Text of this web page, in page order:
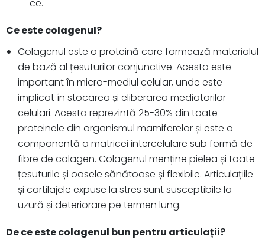
ce.
Ce este colagenul?
Colagenul este o proteină care formează materialul
de bază al țesuturilor conjunctive. Acesta este
important în micro-mediul celular, unde este
implicat în stocarea și eliberarea mediatorilor
celulari. Acesta reprezintă 25-30% din toate
proteinele din organismul mamiferelor și este o
componentă a matricei intercelulare sub formă de
fibre de colagen. Colagenul menține pielea și toate
țesuturile și oasele sănătoase și flexibile. Articulațiile
și cartilajele expuse la stres sunt susceptibile la
uzură și deteriorare pe termen lung.
De ce este colagenul bun pentru articulații?